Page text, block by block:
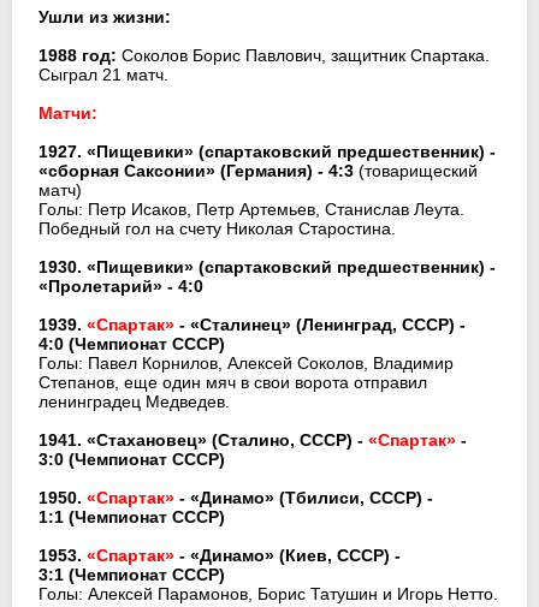
Ушли из жизни:
1988 год: Соколов Борис Павлович, защитник Спартака.
Сыграл 21 матч.
Матчи:
1927. «Пищевики» (спартаковский предшественник) -
«сборная Саксонии» (Германия) - 4:3 (товарищеский
матч)
Голы: Петр Исаков, Петр Артемьев, Станислав Леута.
Победный гол на счету Николая Старостина.
1930. «Пищевики» (спартаковский предшественник) -
«Пролетарий» - 4:0
1939. «Спартак» - «Сталинец» (Ленинград, СССР) -
4:0 (Чемпионат СССР)
Голы: Павел Корнилов, Алексей Соколов, Владимир
Степанов, еще один мяч в свои ворота отправил
ленинградец Медведев.
1941. «Стахановец» (Сталино, СССР) - «Спартак» -
3:0 (Чемпионат СССР)
1950. «Спартак» - «Динамо» (Тбилиси, СССР) -
1:1 (Чемпионат СССР)
1953. «Спартак» - «Динамо» (Киев, СССР) -
3:1 (Чемпионат СССР)
Голы: Алексей Парамонов, Борис Татушин и Игорь Нетто.